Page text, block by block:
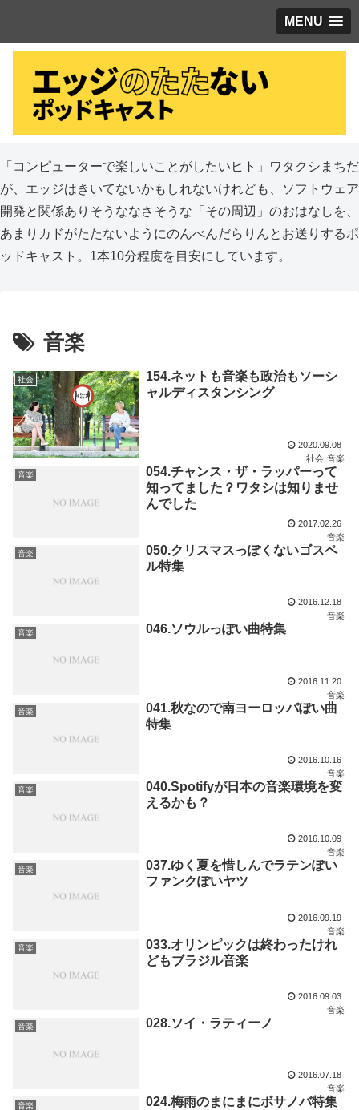
MENU
「コンピューターで楽しいことがしたいヒト」ワタクシまちだ
が、エッジはきいてないかもしれないけれども、ソフトウェア
開発と関係ありそうななさそうな「その周辺」のおはなしを、
あまりカドがたたないようにのんべんだらりんとお送りするポ
ッドキャスト。1本10分程度を目安にしています。
音楽
社会
154.ネットも音楽も政治もソーシ
ャルディスタンシング
2020.09.08
社会 音楽
音楽
054.チャンス・ザ・ラッパーって
知ってました？ワタシは知りませ
んでした
2017.02.26
音楽
音楽
050.クリスマスっぽくないゴスペ
ル特集
2016.12.18
音楽
音楽 046.ソウルっぽい曲特集
2016.11.20
音楽
音楽
041.秋なので南ヨーロッパぽい曲
特集
2016.10.16
音楽
音楽
040.Spotifyが日本の音楽環境を変
えるかも？
2016.10.09
音楽
音楽
037.ゆく夏を惜しんでラテンぽい
ファンクぽいヤツ
2016.09.19
音楽
音楽
033.オリンピックは終わったけれ
どもブラジル音楽
2016.09.03
音楽
音楽 028.ソイ・ラティーノ
2016.07.18
音楽
音楽 024.梅雨のまにまにボサノバ特集